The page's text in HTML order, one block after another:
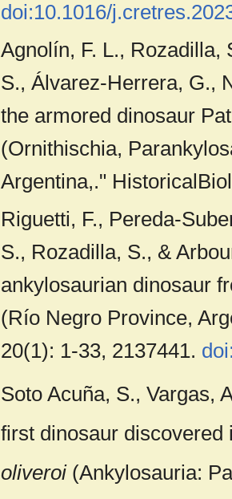
doi:10.1016/
Agnolín, F. L., Rozadilla,
S., Álvarez-Herrera, G.,
the armored dinosaur
(Ornithischia,
Argentina,."
Riguetti, F., Pereda-
S., Rozadilla, S., &
ankylosaurian dinosaur
(Río Negro Province,
20(1): 1-33, 2137441.
Soto Acuña, S., Vargas,
first dinosaur
oliveroi(Ankylosauria: